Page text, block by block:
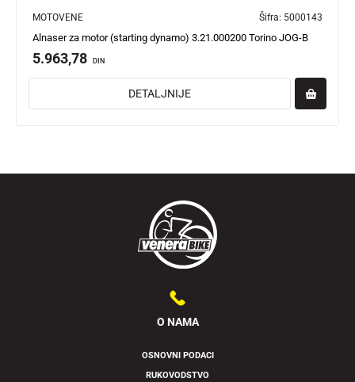
MOTOVENE Šifra: 5000143
Alnaser za motor (starting dynamo) 3.21.000200 Torino JOG-B
5.963,78 DIN
DETALJNIJE
O NAMA
OSNOVNI PODACI
RUKOVODSTVO